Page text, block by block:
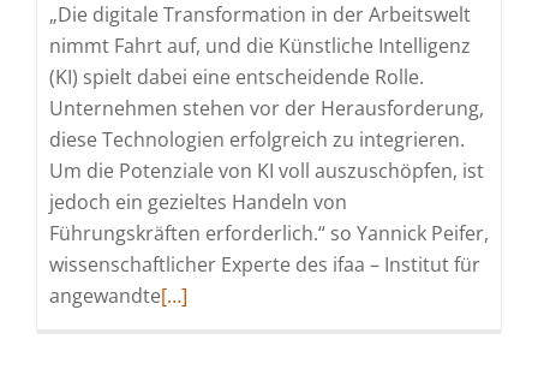
„Die digitale Transformation in der Arbeitswelt
nimmt Fahrt auf, und die Künstliche Intelligenz
(KI) spielt dabei eine entscheidende Rolle.
Unternehmen stehen vor der Herausforderung,
diese Technologien erfolgreich zu integrieren.
Um die Potenziale von KI voll auszuschöpfen, ist
jedoch ein gezieltes Handeln von
Führungskräften erforderlich.“ so Yannick Peifer,
wissenschaftlicher Experte des ifaa – Institut für
angewandteRead
[…]